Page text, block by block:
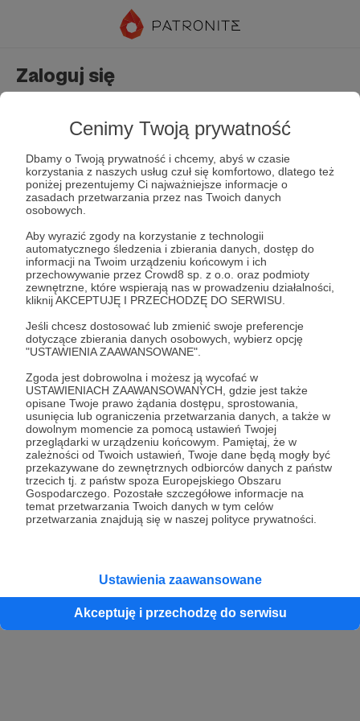
Cenimy Twoją prywatność
Dbamy o Twoją prywatność i chcemy, abyś w czasie
korzystania z naszych usług czuł się komfortowo, dlatego też
poniżej prezentujemy Ci najważniejsze informacje o
zasadach przetwarzania przez nas Twoich danych
osobowych.
Aby wyrazić zgody na korzystanie z technologii
automatycznego śledzenia i zbierania danych, dostęp do
informacji na Twoim urządzeniu końcowym i ich
przechowywanie przez Crowd8 sp. z o.o. oraz podmioty
zewnętrzne, które wspierają nas w prowadzeniu działalności,
kliknij AKCEPTUJĘ I PRZECHODZĘ DO SERWISU.
Jeśli chcesz dostosować lub zmienić swoje preferencje
dotyczące zbierania danych osobowych, wybierz opcję
"USTAWIENIA ZAAWANSOWANE".
Zgoda jest dobrowolna i możesz ją wycofać w
USTAWIENIACH ZAAWANSOWANYCH, gdzie jest także
opisane Twoje prawo żądania dostępu, sprostowania,
usunięcia lub ograniczenia przetwarzania danych, a także w
dowolnym momencie za pomocą ustawień Twojej
przeglądarki w urządzeniu końcowym. Pamiętaj, że w
zależności od Twoich ustawień, Twoje dane będą mogły być
przekazywane do zewnętrznych odbiorców danych z państw
trzecich tj. z państw spoza Europejskiego Obszaru
Gospodarczego. Pozostałe szczegółowe informacje na
temat przetwarzania Twoich danych w tym celów
przetwarzania znajdują się w naszej polityce prywatności.
Ustawienia zaawansowane
Akceptuję i przechodzę do serwisu
Zaloguj się
Zapamiętaj mnie Zapomniałeś hasła?
Zaloguj
lub
Kontynuuj z Google
Kontynuuj z Facebook
Kontynuuj z Apple
konta przez osobę niepełnoletnią” dostępny w regulaminie Patronite.pl